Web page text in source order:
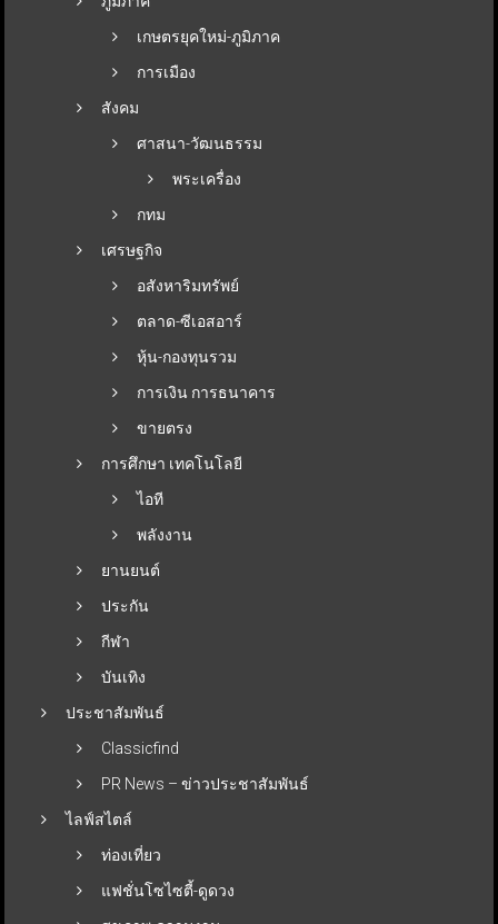
เกษตรยุคใหม่-ภูมิภาค
การเมือง
สังคม
ศาสนา-วัฒนธรรม
พระเครื่อง
กทม
เศรษฐกิจ
อสังหาริมทรัพย์
ตลาด-ซีเอสอาร์
หุ้น-กองทุนรวม
การเงิน การธนาคาร
ขายตรง
การศึกษา เทคโนโลยี
ไอที
พลังงาน
ยานยนต์
ประกัน
กีฬา
บันเทิง
ประชาสัมพันธ์
Classicfind
PR News – ข่าวประชาสัมพันธ์
ไลฟ์สไตล์
ท่องเที่ยว
แฟชั่นโซไซตี้-ดูดวง